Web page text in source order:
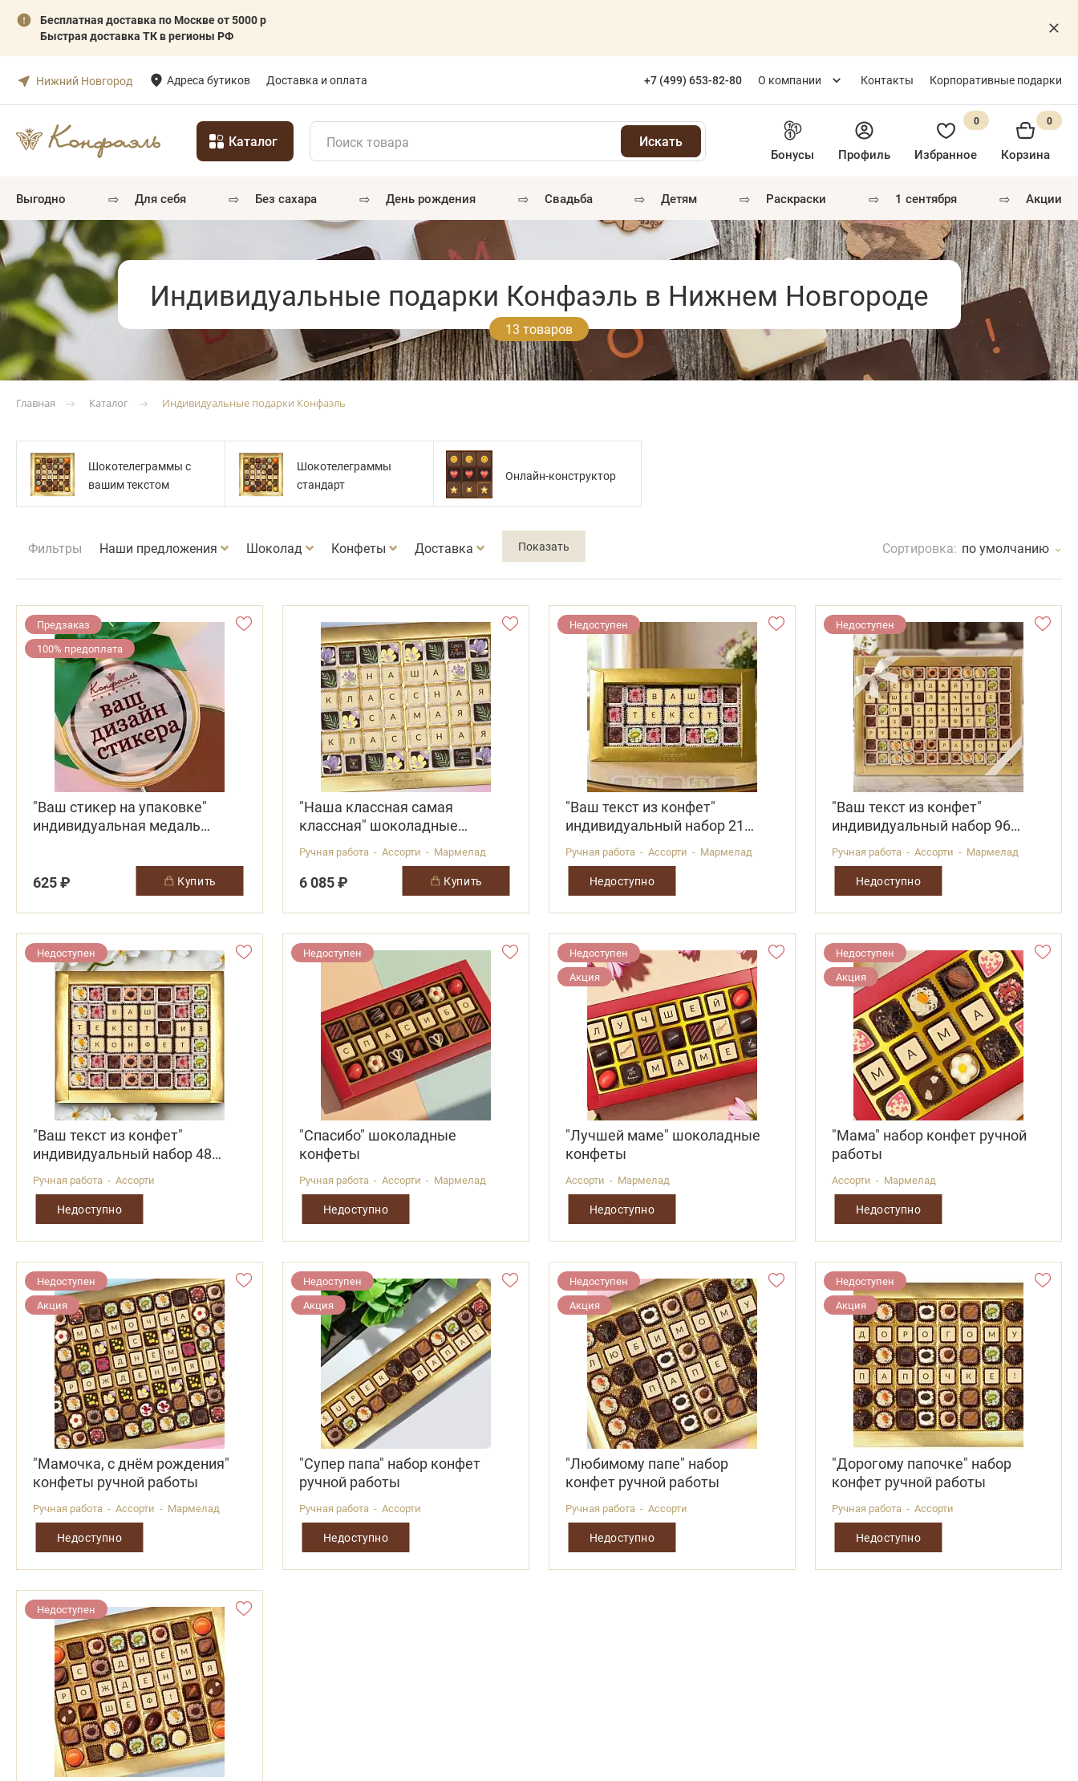
Бесплатная доставка по Москве от 5000 р
Быстрая доставка ТК в регионы РФ
Нижний Новгород Адреса бутиков Доставка и оплата +7 (499) 653-82-80 О компании Контакты Корпоративные подарки
Каталог
Бонусы Профиль Избранное
0
Корзина
0
выгодно ⇨ для себя ⇨ без сахара ⇨ день рождения ⇨ свадьба ⇨ детям ⇨ раскраски ⇨ 1 сентября ⇨ акции
Индивидуальные подарки Конфаэль в Нижнем Новгороде
13 товаров
Главная Каталог Индивидуальные подарки Конфаэль
Шокотелеграммы с
вашим текстом
Шокотелеграммы
стандарт
Онлайн-конструктор
Фильтры Наши предложения Шоколад Конфеты Доставка Сортировка: по умолчанию
Предзаказ
100% предоплата
"Ваш стикер на упаковке"
индивидуальная медаль
625 ₽
купить
"Наша классная самая
классная" шоколадные
конфеты 48 конфет
Ручная работа - Ассорти - Мармелад
6 085 ₽ купить
Недоступен
"Ваш текст из конфет"
индивидуальный набор 21
конфета
Ручная работа - Ассорти - Мармелад
Недоступно
Недоступен
"Ваш текст из конфет"
индивидуальный набор 96
конфет
Ручная работа - Ассорти - Мармелад
Недоступно
Недоступен
"Ваш текст из конфет"
индивидуальный набор 48
конфет
Ручная работа - Ассорти
Недоступно
Недоступен
"Спасибо" шоколадные
конфеты
Ручная работа - Ассорти - Мармелад
Недоступно
Недоступен
Акция
"Лучшей маме" шоколадные
конфеты
Ассорти - Мармелад
Недоступно
Недоступен
Акция
"Мама" набор конфет ручной
работы
Ассорти - Мармелад
Недоступно
Недоступен
Акция
"Мамочка, с днём рождения"
конфеты ручной работы
Ручная работа - Ассорти - Мармелад
Недоступно
Недоступен
Акция
"Супер папа" набор конфет
ручной работы
Ручная работа - Ассорти
Недоступно
Недоступен
Акция
"Любимому папе" набор
конфет ручной работы
Ручная работа - Ассорти
Недоступно
Недоступен
Акция
"Дорогому папочке" набор
конфет ручной работы
Ручная работа - Ассорти
Недоступно
Недоступен